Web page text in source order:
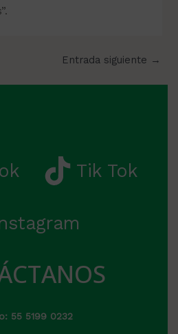
Entrada siguiente →
Tik Tok
55 5199 0232